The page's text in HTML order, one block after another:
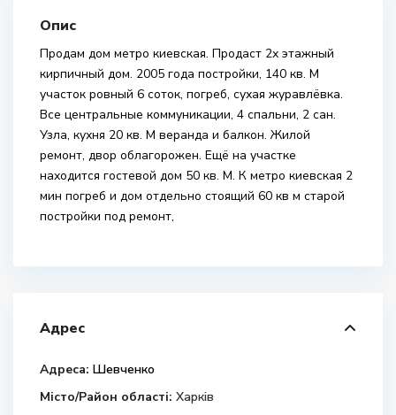
Опис
Продам дом метро киевская. Продаст 2х этажный
кирпичный дом. 2005 года постройки, 140 кв. М
участок ровный 6 соток, погреб, сухая журавлёвка.
Все центральные коммуникации, 4 спальни, 2 сан.
Узла, кухня 20 кв. М веранда и балкон. Жилой
ремонт, двор облагорожен. Ещё на участке
находится гостевой дом 50 кв. М. К метро киевская 2
мин погреб и дом отдельно стоящий 60 кв м старой
постройки под ремонт,
Адрес
Адреса: Шевченко
Місто/Район області: Харків